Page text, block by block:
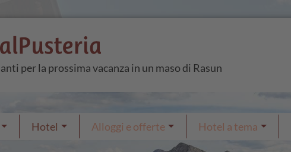
per la prossima vacanza in un maso di Rasun
Hotel Alloggi e offerte Hotel a tema